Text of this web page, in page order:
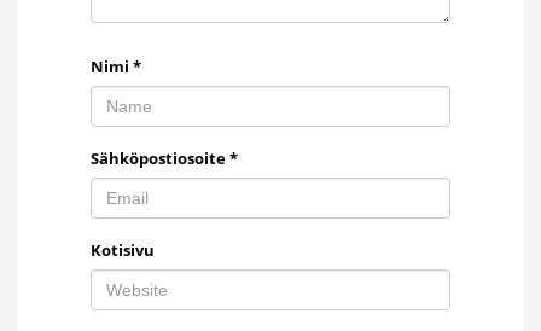
Nimi *
Sähköpostiosoite*
Kotisivu